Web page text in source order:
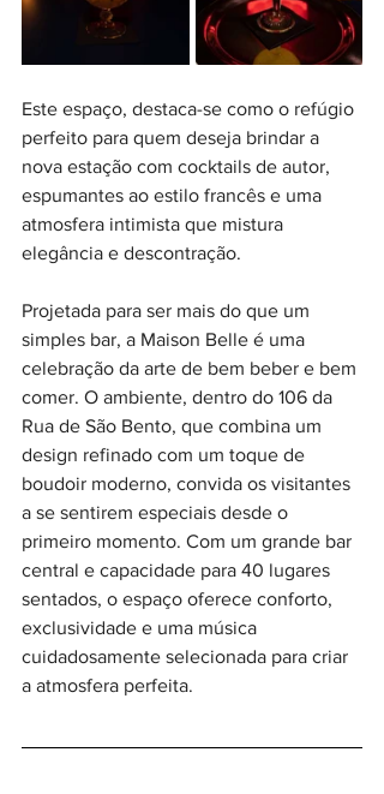
Este espaço, destaca-se como o refúgio
perfeito para quem deseja brindar a
nova estação com cocktails de autor,
espumantes ao estilo francês e uma
atmosfera intimista que mistura
elegância e descontração.
Projetada para ser mais do que um
simples bar, a Maison Belle é uma
celebração da arte de bem beber e bem
comer. O ambiente, dentro do 106 da
Rua de São Bento, que combina um
design refinado com um toque de
boudoir moderno, convida os visitantes
a se sentirem especiais desde o
primeiro momento. Com um grande bar
central e capacidade para 40 lugares
sentados, o espaço oferece conforto,
exclusividade e uma música
cuidadosamente selecionada para criar
a atmosfera perfeita.